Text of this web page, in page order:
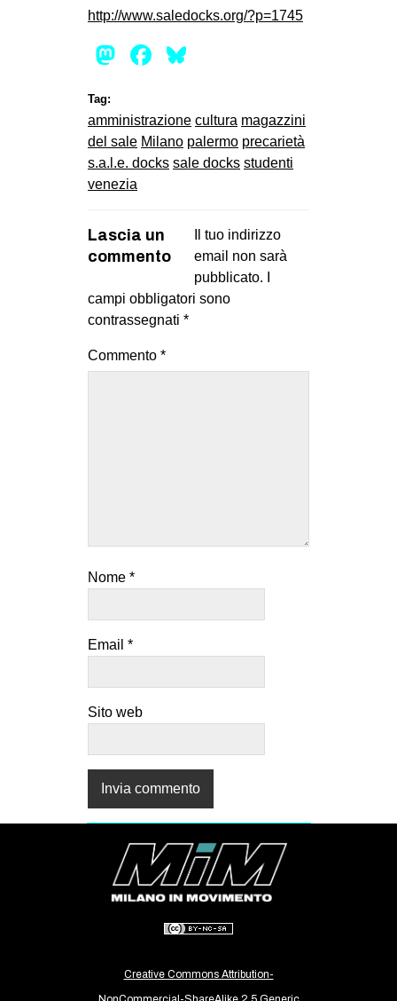
http://www.saledocks.org/?p=1745
Mastodon
Facebook
Tag:
amministrazione cultura magazzini
del sale Milano palermo precarietà
s.a.l.e. docks sale docks studenti
venezia
Lascia un
commento
Il tuo indirizzo
email non sarà
pubblicato.
campi obbligatori sono
contrassegnati *
Commento *
Nome *
Email *
Sito web
Creative Commons Attribution-